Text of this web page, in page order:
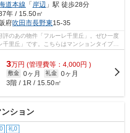
道本線 「岸辺 」駅 徒歩28分
年 / 15.50㎡
府吹田市長野東15-35
評のあの物件「フルーレ千里丘」。ぜひ一度
千里丘」です。こちらはマンションタイプに
筋コ...
3万円 (管理費等：4,000円 )
敷金 0ヶ月 礼金 0ヶ月
3階 / 1R / 15.50㎡
ンション
礼0